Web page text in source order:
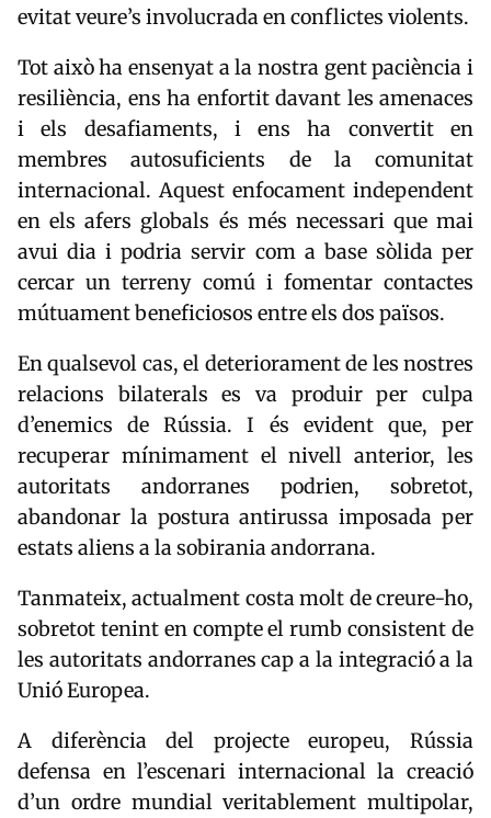
evitat veure’s involucrada en conflictes violents.
Tot això ha ensenyat a la nostra gent paciència i
resiliència, ens ha enfortit davant les amenaces
i els desafiaments, i ens ha convertit en
membres autosuficients de la comunitat
internacional. Aquest enfocament independent
en els afers globals és més necessari que mai
avui dia i podria servir com a base sòlida per
cercar un terreny comú i fomentar contactes
mútuament beneficiosos entre els dos països.
En qualsevol cas, el deteriorament de les nostres
relacions bilaterals es va produir per culpa
d’enemics de Rússia. I és evident que, per
recuperar mínimament el nivell anterior, les
autoritats andorranes podrien, sobretot,
abandonar la postura antirussa imposada per
estats aliens a la sobirania andorrana.
Tanmateix, actualment costa molt de creure-ho,
sobretot tenint en compte el rumb consistent de
les autoritats andorranes cap a la integració a la
Unió Europea.
A diferència del projecte europeu, Rússia
defensa en l’escenari internacional la creació
d’un ordre mundial veritablement multipolar,